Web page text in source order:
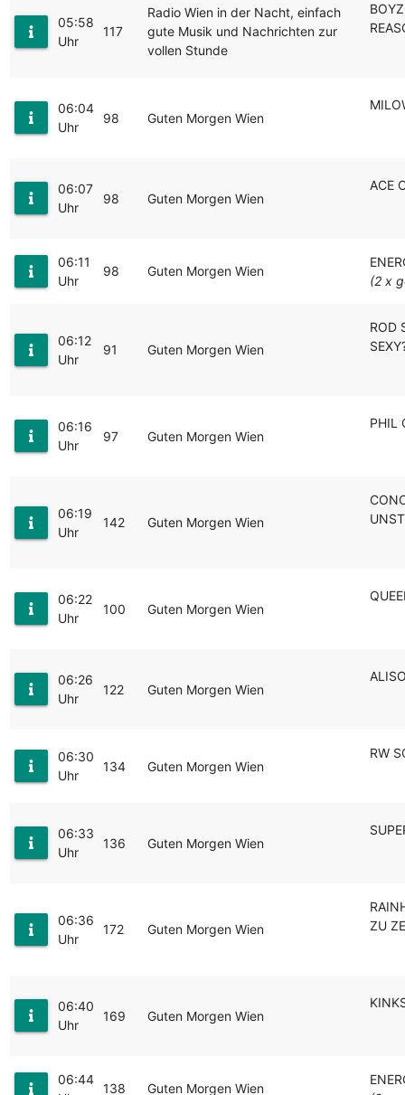
05:58
Uhr
117
Radio Wien in der Nacht, einfach
gute Musik und Nachrichten zur
vollen Stunde
06:04
Uhr
98 Guten Morgen Wien
06:07
Uhr
98 Guten Morgen Wien
ACE
06:11
Uhr
98 Guten Morgen Wien
(2 x
06:12
Uhr
91 Guten Morgen Wien
ROD
06:16
Uhr
97 Guten Morgen Wien
PHIL
06:19
Uhr
142 Guten Morgen Wien
06:22
Uhr
100 Guten Morgen Wien
06:26
Uhr
122 Guten Morgen Wien
06:30
Uhr
134 Guten Morgen Wien
RW
06:33
Uhr
136 Guten Morgen Wien
06:36
Uhr
172 Guten Morgen Wien
ZU
06:40
Uhr
169 Guten Morgen Wien
06:44
138 Guten Morgen Wien